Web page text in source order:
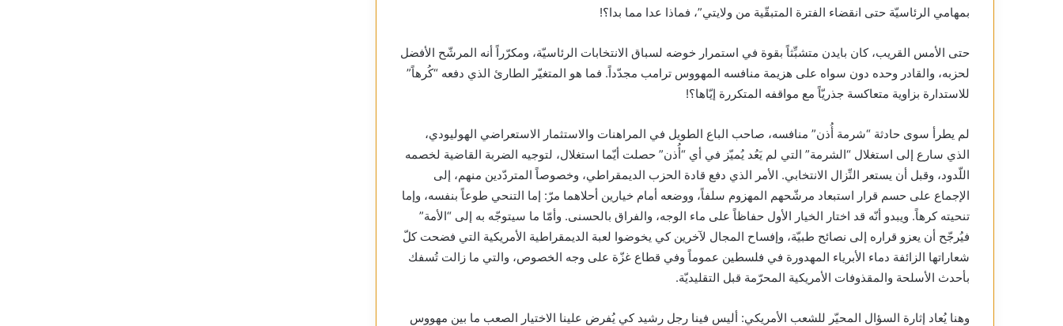
بمهامي الرئاسيّة حتى انقضاء الفترة المتبقّية من ولايتي”، فماذا عدا مما بدا؟!
حتى الأمس القريب، كان بايدن متشبِّثاً بقوة في استمرار خوضه لسباق الانتخابات الرئاسيّة، ومكرّراً أنه المرشّح الأفضل
لحزبه، والقادر وحده دون سواه على هزيمة منافسه المهووس ترامب مجدّداً. فما هو المتغيّر الطارئ الذي دفعه “كُرهاً”
للاستدارة بزاوية متعاكسة جذريّاً مع مواقفه المتكررة إيّاها؟!
لم يطرأ سوى حادثة “شرمة أُذن” منافسه، صاحب الباع الطويل في المراهنات والاستثمار الاستعراضي الهوليودي،
الذي سارع إلى استغلال “الشرمة” التي لم يَعُد يُميّز في أي “أُذن” حصلت أيّما استغلال، لتوجيه الضربة القاضية لخصمه
اللّدود، وقبل أن يستعر النِّزال الانتخابي. الأمر الذي دفع قادة الحزب الديمقراطي، وخصوصاً المتردّدين منهم، إلى
الإجماع على حسم قرار استبعاد مرشّحهم المهزوم سلفاً، ووضعه أمام خيارين أحلاهما مرّ: إما التنحي طوعاً بنفسه، وإما
تنحيته كرهاً. ويبدو أنّه قد اختار الخيار الأول حفاظاً على ماء الوجه، والفراق بالحسنى. وأمّا ما سيتوجّه به إلى “الأمة”
فيُرجّح أن يعزو قراره إلى نصائح طبيّة، وإفساح المجال لآخرين كي يخوضوا لعبة الديمقراطية الأمريكية التي فضحت كلّ
شعاراتها الزائفة دماء الأبرياء المهدورة في فلسطين عموماً وفي قطاع غزّة على وجه الخصوص، والتي ما زالت تُسفك
بأحدث الأسلحة والمقذوفات الأمريكية المحرّمة قبل التقليديّة.
وهنا يُعاد إثارة السؤال المحيّر للشعب الأمريكي: أليس فينا رجل رشيد كي يُفرض علينا الاختيار الصعب ما بين مهووس